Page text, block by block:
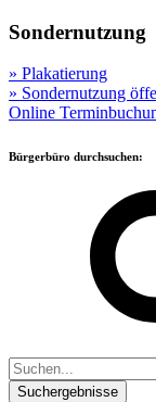
Sondernutzung
» Plakatierung
» Sondernutzung
Online
Bürgerbüro durchsuchen:
Suchergebnisse